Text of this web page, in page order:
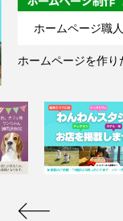
ホームページ職人
ホームページを作